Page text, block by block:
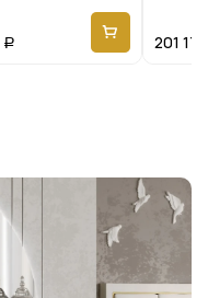
Р 201 171